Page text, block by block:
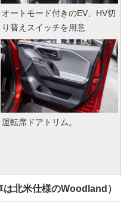
オートモード付きのEV、HV切
り替えスイッチを用意
運転席ドアトリム。
北米仕様のWoodland）